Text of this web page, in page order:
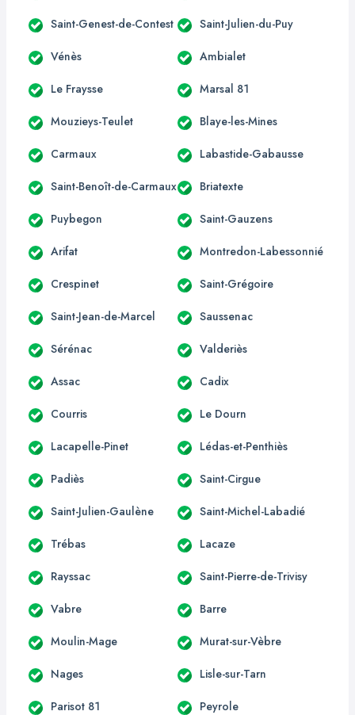
Saint-Genest-de-Contest Saint-Julien-du-Puy
Vénès Ambialet
Le Fraysse Marsal 81
Mouzieys-Teulet Blaye-les-Mines
Carmaux Labastide-Gabausse
Saint-Benoît-de-Carmaux Briatexte
Puybegon Saint-Gauzens
Arifat Montredon-Labessonnié
Crespinet Saint-Grégoire
Saint-Jean-de-Marcel Saussenac
Sérénac Valderiès
Assac Cadix
Courris Le Dourn
Lacapelle-Pinet Lédas-et-Penthiès
Padiès Saint-Cirgue
Saint-Julien-Gaulène Saint-Michel-Labadié
Trébas Lacaze
Rayssac Saint-Pierre-de-Trivisy
Vabre Barre
Moulin-Mage Murat-sur-Vèbre
Nages Lisle-sur-Tarn
Parisot 81 Peyrole